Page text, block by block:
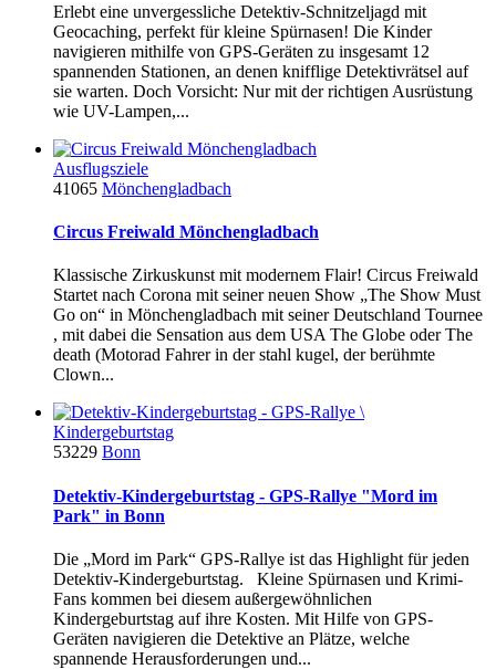
Erlebt eine unvergessliche Detektiv-Schnitzeljagd mit
Geocaching, perfekt für kleine Spürnasen! Die Kinder
navigieren mithilfe von GPS-Geräten zu insgesamt 12
spannenden Stationen, an denen knifflige Detektivrätsel auf
sie warten. Doch Vorsicht: Nur mit der richtigen Ausrüstung
wie UV-Lampen,...
Ausflugsziele
41065 Mönchengladbach
Circus Freiwald Mönchengladbach
Klassische Zirkuskunst mit modernem Flair! Circus Freiwald
Startet nach Corona mit seiner neuen Show „The Show Must
Go on“ in Mönchengladbach mit seiner Deutschland Tournee
, mit dabei die Sensation aus dem USA The Globe oder The
death (Motorad Fahrer in der stahl kugel, der berühmte
Clown...
Kindergeburtstag
53229 Bonn
Detektiv-Kindergeburtstag - GPS-Rallye "Mord im
Park" in Bonn
Die „Mord im Park“ GPS-Rallye ist das Highlight für jeden
Detektiv-Kindergeburtstag. Kleine Spürnasen und Krimi-
Fans kommen bei diesem außergewöhnlichen
Kindergeburtstag auf ihre Kosten. Mit Hilfe von GPS-
Geräten navigieren die Detektive an Plätze, welche
spannende Herausforderungen und...